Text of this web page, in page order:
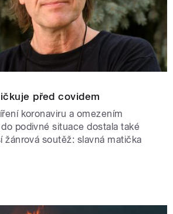
před covidem
koronaviru a omezením
podivné situace dostala také
žánrová soutěž: slavná matička